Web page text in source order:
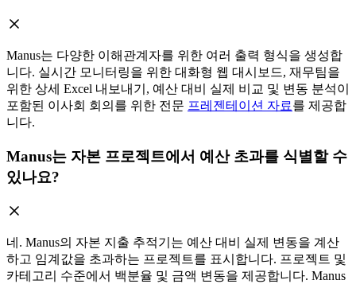
Manus는 다양한 이해관계자를 위한 여러 출력 형식을 생성합
니다. 실시간 모니터링을 위한 대화형 웹 대시보드, 재무팀을
위한 상세 Excel 내보내기, 예산 대비 실제 비교 및 변동 분석이
포함된 이사회 회의를 위한 전문 프레젠테이션 자료를 제공합
니다.
Manus는 자본 프로젝트에서 예산 초과를 식별할 수
있나요?
네. Manus의 자본 지출 추적기는 예산 대비 실제 변동을 계산
하고 임계값을 초과하는 프로젝트를 표시합니다. 프로젝트 및
카테고리 수준에서 백분율 및 금액 변동을 제공합니다. Manus